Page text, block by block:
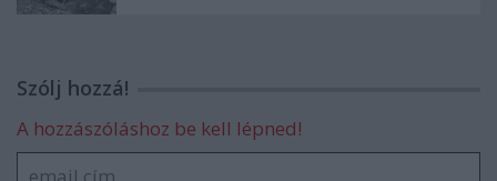
Szólj hozzá!
A hozzászóláshoz be kell lépned!